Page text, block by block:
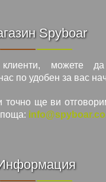
Spyboar
можете
по удобен за вас
точно ще ви
поща: